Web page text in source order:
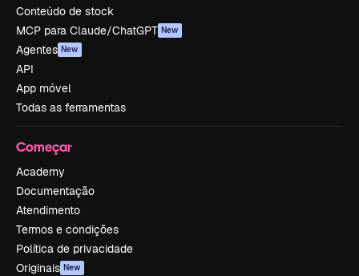
Conteúdo de stock
MCP para Claude/ChatGPT New
Agentes New
API
App móvel
Todas as ferramentas
Começar
Academy
Documentação
Atendimento
Termos e condições
Política de privacidade
Originais New